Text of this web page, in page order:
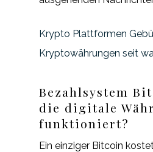
Krypto Plattformen
Kryptowährungen seit
Bezahlsystem
die digitale
funktioniert?
Ein einziger Bitcoin